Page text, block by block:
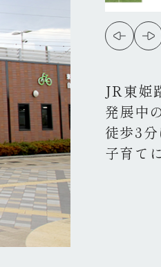
JR東姫
発展中
徒歩3
子育て